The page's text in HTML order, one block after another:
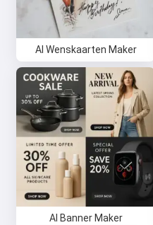
AI Wenskaarten Maker
AI Banner Maker